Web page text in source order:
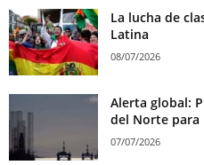
La lucha de
Latina
08/07/2026
Alerta global:
del Norte para
07/07/2026